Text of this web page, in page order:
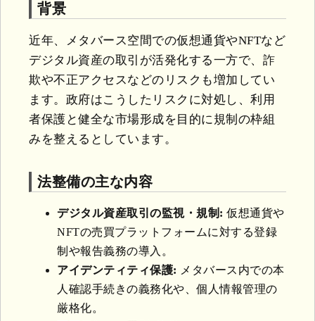
背景
近年、メタバース空間での仮想通貨やNFTなど
デジタル資産の取引が活発化する一方で、詐
欺や不正アクセスなどのリスクも増加してい
ます。政府はこうしたリスクに対処し、利用
者保護と健全な市場形成を目的に規制の枠組
みを整えるとしています。
法整備の主な内容
デジタル資産取引の監視・規制: 仮想通貨や
NFTの売買プラットフォームに対する登録
制や報告義務の導入。
アイデンティティ保護: メタバース内での本
人確認手続きの義務化や、個人情報管理の
厳格化。